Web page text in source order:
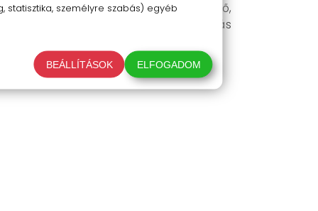
Kompakt mérete (18 mm átmérő,
elektromos cigarettáról vagy más
statisztika, személyre szabás) egyéb
BEÁLLÍTÁSOK ELFOGADOM